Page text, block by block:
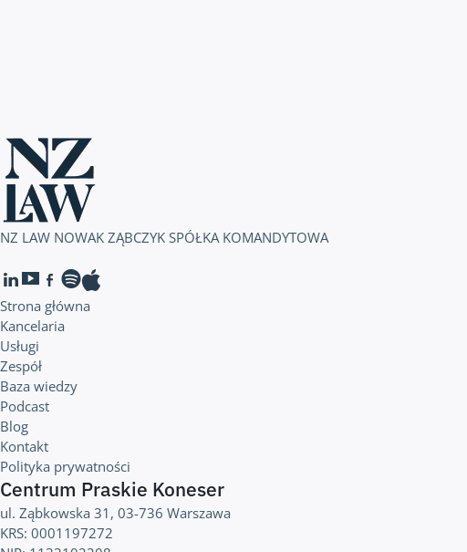
NZ LAW NOWAK ZĄBCZYK SPÓŁKA KOMANDYTOWA
Strona główna
Kancelaria
Usługi
Zespół
Baza wiedzy
Podcast
Blog
Kontakt
Polityka prywatności
Centrum Praskie Koneser
ul. Ząbkowska 31, 03-736 Warszawa
KRS: 0001197272